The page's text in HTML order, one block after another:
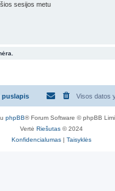
sesijos metu
puslapis Visos datos
phpBB® Forum Software © phpBB
Vertė Riešutas © 2024
Konfidencialumas | Taisyklės